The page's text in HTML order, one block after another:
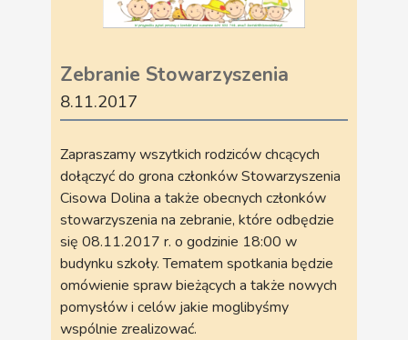
Zebranie Stowarzyszenia
8.11.2017
Zapraszamy wszytkich rodziców chcących
dołączyć do grona członków Stowarzyszenia
Cisowa Dolina a także obecnych członków
stowarzyszenia na zebranie, które odbędzie
się 08.11.2017 r. o godzinie 18:00 w
budynku szkoły. Tematem spotkania będzie
omówienie spraw bieżących a także nowych
pomysłów i celów jakie moglibyśmy
wspólnie zrealizować.